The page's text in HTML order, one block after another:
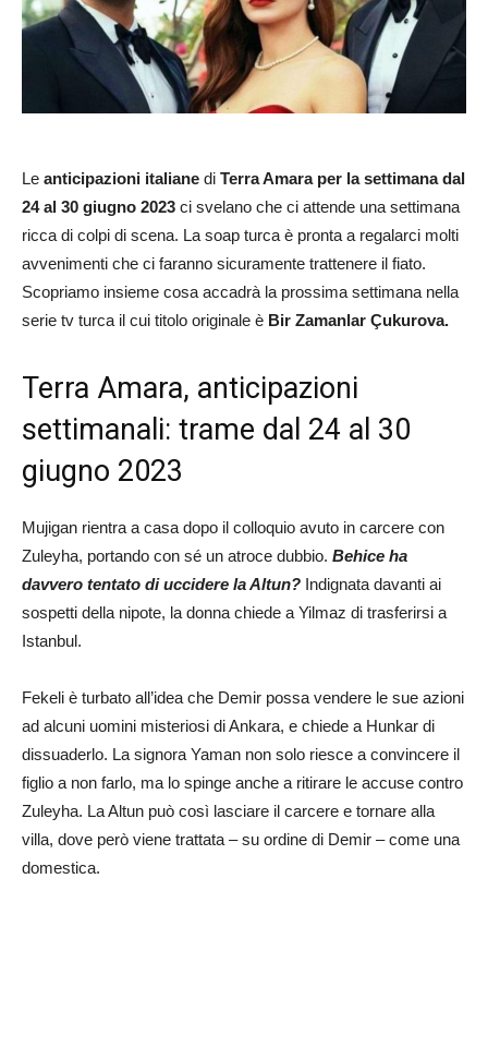
Le anticipazioni italiane di Terra Amara per la settimana dal
24 al 30 giugno 2023 ci svelano che ci attende una settimana
ricca di colpi di scena. La soap turca è pronta a regalarci molti
avvenimenti che ci faranno sicuramente trattenere il fiato.
Scopriamo insieme cosa accadrà la prossima settimana nella
serie tv turca il cui titolo originale è Bir Zamanlar Çukurova.
Terra Amara, anticipazioni
settimanali: trame dal 24 al 30
giugno 2023
Mujigan rientra a casa dopo il colloquio avuto in carcere con
Zuleyha, portando con sé un atroce dubbio. Behice ha
davvero tentato di uccidere la Altun? Indignata davanti ai
sospetti della nipote, la donna chiede a Yilmaz di trasferirsi a
Istanbul.
Fekeli è turbato all’idea che Demir possa vendere le sue azioni
ad alcuni uomini misteriosi di Ankara, e chiede a Hunkar di
dissuaderlo. La signora Yaman non solo riesce a convincere il
figlio a non farlo, ma lo spinge anche a ritirare le accuse contro
Zuleyha. La Altun può così lasciare il carcere e tornare alla
villa, dove però viene trattata – su ordine di Demir – come una
domestica.